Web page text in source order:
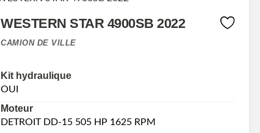
WESTERN STAR 4900SB 2022
CAMION DE VILLE
Kit hydraulique
OUI
Moteur
DETROIT DD-15 505 HP 1625 RPM